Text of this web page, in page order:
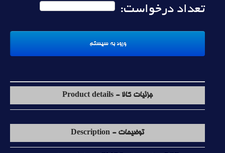
تعداد درخواست:
جزئیات کالا - Product details
توضیحات - Description